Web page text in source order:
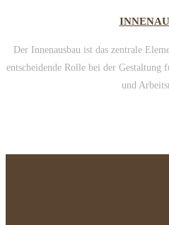
Der Innenausbau ist das zentrale
entscheidende Rolle bei der
und